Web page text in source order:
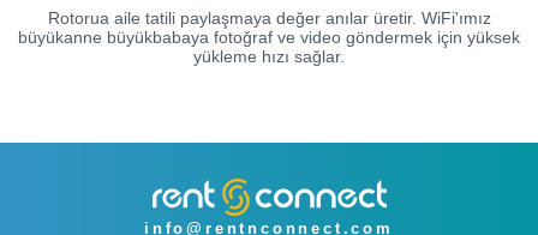
Rotorua aile tatili paylaşmaya değer anılar üretir. WiFi'ımız
büyükanne büyükbabaya fotoğraf ve video göndermek için yüksek
yükleme hızı sağlar.
info@rentnconnect.com